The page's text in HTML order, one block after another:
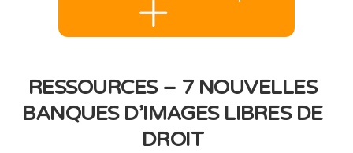
RESSOURCES – 7 NOUVELLES
BANQUES D’IMAGES LIBRES DE
DROIT